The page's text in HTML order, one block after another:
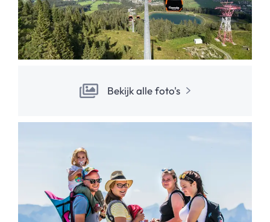
Bekijk alle foto's